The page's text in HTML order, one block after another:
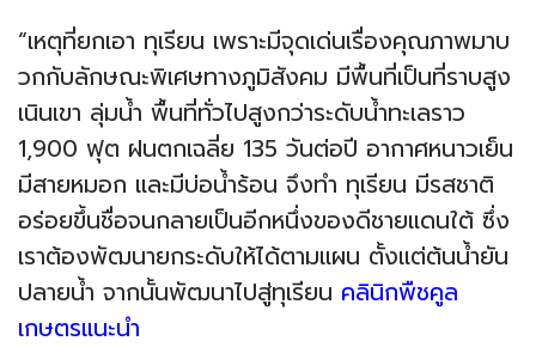
“เหตุที่ยกเอา ทุเรียน เพราะมีจุดเด่นเรื่องคุณภาพมาบ
วกกับลักษณะพิเศษทางภูมิสังคม มีพื้นที่เป็นที่ราบสูง
เนินเขา ลุ่มน้ำ พื้นที่ทั่วไปสูงกว่าระดับน้ำทะเลราว
1,900 ฟุต ฝนตกเฉลี่ย 135 วันต่อปี อากาศหนาวเย็น
มีสายหมอก และมีบ่อน้ำร้อน จึงทำ ทุเรียน มีรสชาติ
อร่อยขึ้นชื่อจนกลายเป็นอีกหนึ่งของดีชายแดนใต้ ซึ่ง
เราต้องพัฒนายกระดับให้ได้ตามแผน ตั้งแต่ต้นน้ำยัน
ปลายน้ำ จากนั้นพัฒนาไปสู่ทุเรียน คลินิกพืชคูล
เกษตรแนะนำ